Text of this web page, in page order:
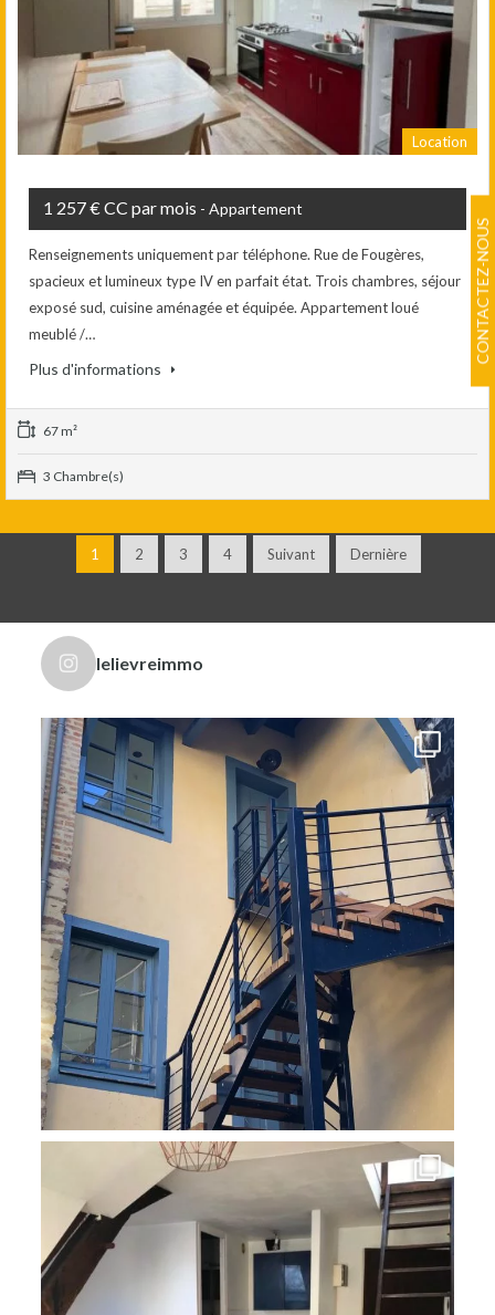
Location
1 257 € CC par mois - Appartement
Renseignements uniquement par téléphone. Rue de Fougères,
spacieux et lumineux type IV en parfait état. Trois chambres, séjour
exposé sud, cuisine aménagée et équipée. Appartement loué
meublé /…
Plus d'informations
67 m²
3 Chambre(s)
1 2 3 4 Suivant Dernière
lelievreimmo
CONTACTEZ-NOUS